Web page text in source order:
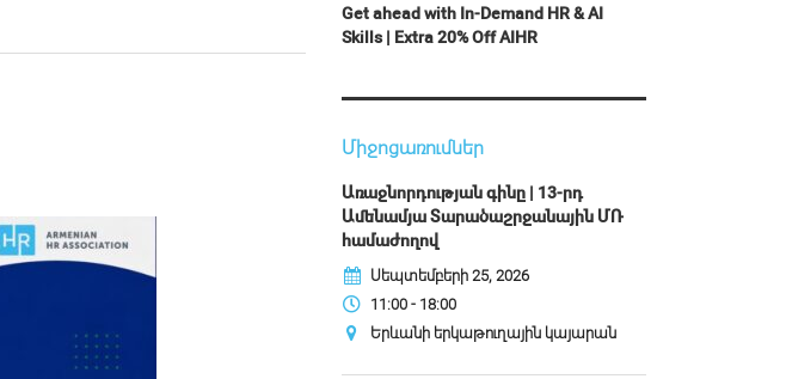
Get ahead with In-Demand HR & AI
Skills | Extra 20% Off AIHR
Միջոցառումներ
Առաջնորդության գինը | 13-րդ
Ամենամյա Տարածաշրջանային ՄՌ
համաժողով
Սեպտեմբերի 25, 2026
11:00 - 18:00
Երևանի երկաթուղային կայարան